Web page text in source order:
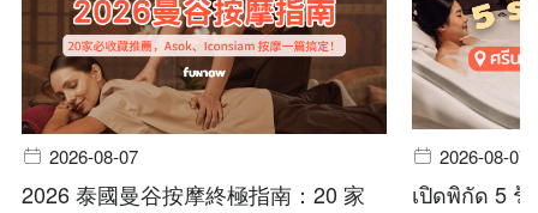
2026-08-07
2026 泰國曼谷按摩終極指南：20 家
2026-08-07
เปิดพิกัด 5 ร้